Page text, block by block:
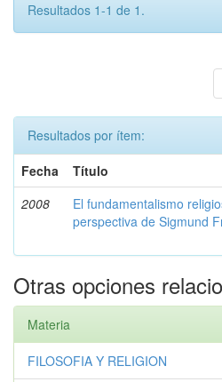
Resultados 1-1 de 1.
Resultados por ítem:
Fecha
Título
2008
El fundamentalismo
perspectiva de Sigmund
Otras opciones
Materia
FILOSOFIA Y RELIGION